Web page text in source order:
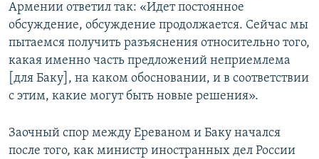
Армении ответил так: «Идет постоянное
обсуждение, обсуждение продолжается. Сейчас мы
пытаемся получить разъяснения относительно того,
какая именно часть предложений неприемлема
[для Баку], на каком обосновании, и в соответствии
с этим, какие могут быть новые решения».
Заочный спор между Ереваном и Баку начался
после того, как министр иностранных дел России